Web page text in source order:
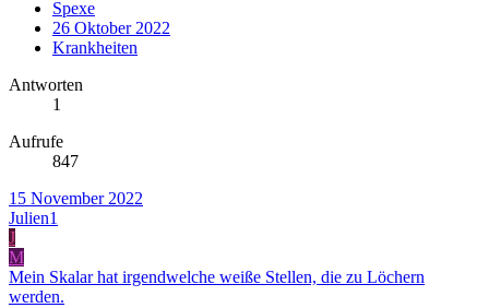
Spexe
26 Oktober 2022
Krankheiten
Antworten
1
Aufrufe
847
15 November 2022
Julien1
J
M
Mein Skalar hat irgendwelche weiße Stellen, die zu Löchern
werden.